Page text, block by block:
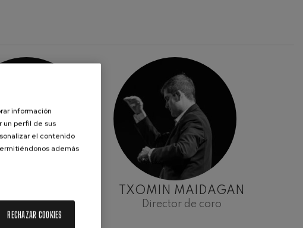
ORFEOIA
TXOMIN MAIDAGAN
Director de coro
información
un perfil de sus
el contenido
además
RECHAZAR COOKIES